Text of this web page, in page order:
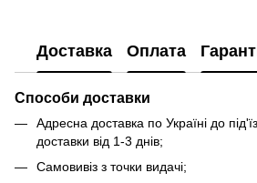
Доставка Оплата
Способи доставки
Адресна доставка по Україні до
доставки від 1-3 днів;
Самовивіз з точки видачі;